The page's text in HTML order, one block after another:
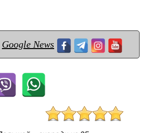
Google News